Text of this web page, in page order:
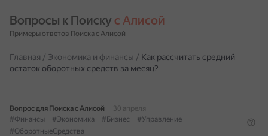
Вопросы к Поиску с Алисой
Примеры ответов Поиска с Алисой
Главная / Экономика и финансы / Как рассчитать средний
остаток оборотных средств за месяц?
Вопрос для Поиска с Алисой
30 апреля
#Финансы
#Экономика #Бизнес
#Управление
#ОборотныеСредства